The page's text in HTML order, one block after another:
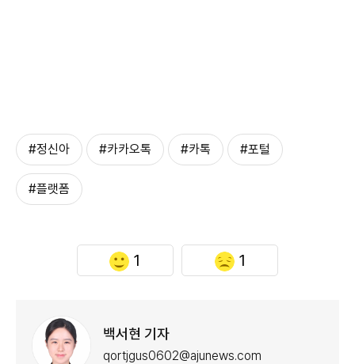
#정신아 #카카오톡 #카톡 #포털
#플랫폼
1 1
백서현 기자
qortjgus0602@ajunews.com